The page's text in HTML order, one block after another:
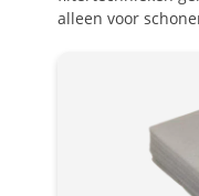
alleen voor